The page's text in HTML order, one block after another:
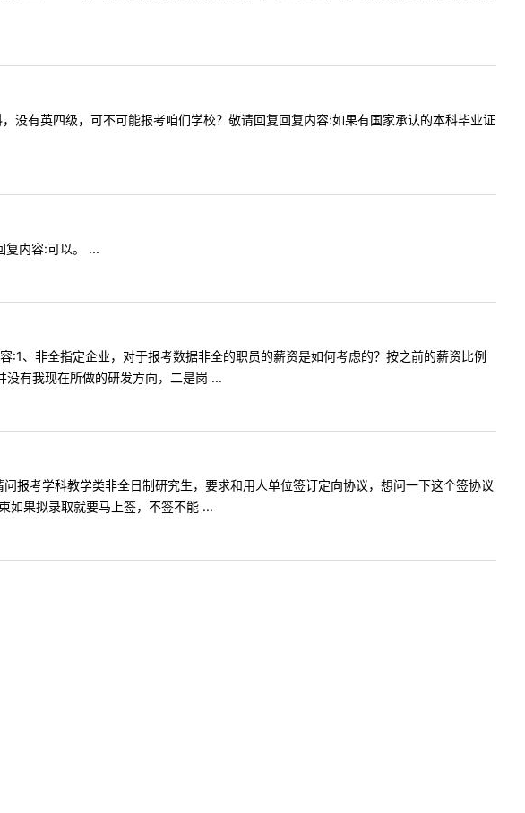
有英四级，可不可能报考咱们学校？敬请回复回复内容:如果有国家承认的本科毕业证
内容:可以。 ...
、非全指定企业，对于报考数据非全的职员的薪资是如何考虑的？按之前的薪资比例
有我现在所做的研发方向，二是岗 ...
考学科教学类非全日制研究生，要求和用人单位签订定向协议，想问一下这个签协议
如果拟录取就要马上签，不签不能 ...